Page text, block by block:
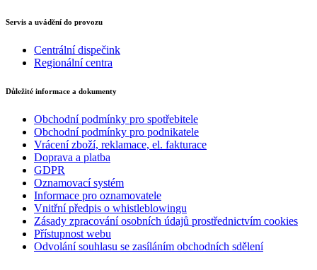
Servis a uvádění do provozu
Centrální dispečink
Regionální centra
Důležité informace a dokumenty
Obchodní podmínky pro spotřebitele
Obchodní podmínky pro podnikatele
Vrácení zboží, reklamace, el. fakturace
Doprava a platba
GDPR
Oznamovací systém
Informace pro oznamovatele
Vnitřní předpis o whistleblowingu
Zásady zpracování osobních údajů prostřednictvím cookies
Přístupnost webu
Odvolání souhlasu se zasíláním obchodních sdělení